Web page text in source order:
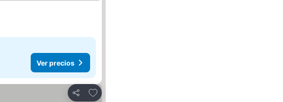
Ver precios
Compartir
Agregar a favoritos